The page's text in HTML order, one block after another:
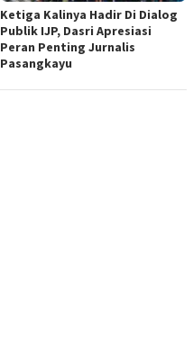
Ketiga Kalinya Hadir Di Dialog
Publik IJP, Dasri Apresiasi
Peran Penting Jurnalis
Pasangkayu